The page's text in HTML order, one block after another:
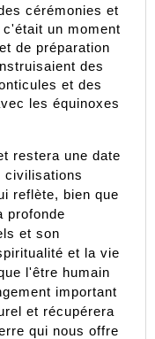
cérémonies et
un moment
de préparation
des
et des
les équinoxes
restera une date
civilisations
reflète, bien que
profonde
et son
et la vie
l'être humain
important
et récupérera
qui nous offre